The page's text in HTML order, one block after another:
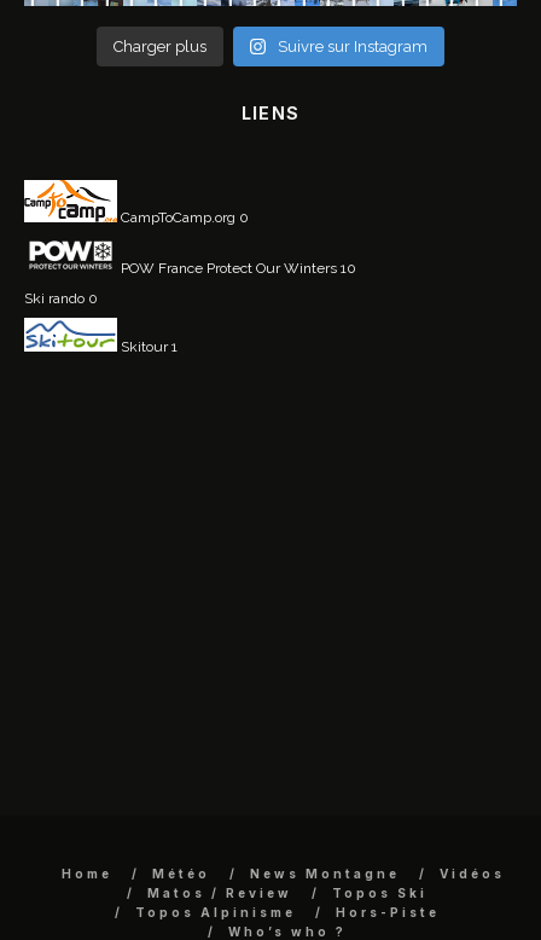
Charger plus Suivre sur Instagram
LIENS
CampToCamp.org 0
POW France Protect Our Winters 10
Ski rando 0
Skitour1
Home Météo News Montagne
Vidéos
Matos / Review
Topos Ski
Topos Alpinisme
Hors-Piste
Who’s who ?